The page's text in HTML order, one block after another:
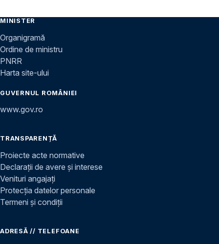
MINISTER
Organigramă
Ordine de ministru
PNRR
Harta site-ului
GUVERNUL ROMÂNIEI
www.gov.ro
TRANSPARENȚĂ
Proiecte acte normative
Declarații de avere și interese
Venituri angajați
Protecția datelor personale
Termeni și condiții
ADRESĂ // TELEFOANE